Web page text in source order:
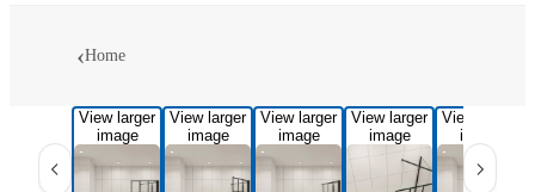
Home
View larger
image
View larger
image
View larger
image
View larger
image
View larger
image